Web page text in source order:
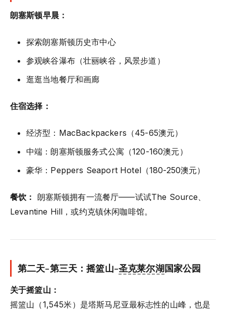
朗塞斯顿早晨：
探索朗塞斯顿历史市中心
参观峡谷瀑布（壮丽峡谷，风景步道）
逛逛当地餐厅和画廊
住宿选择：
经济型：MacBackpackers（45-65澳元）
中端：朗塞斯顿服务式公寓（120-160澳元）
豪华：Peppers Seaport Hotel（180-250澳元）
餐饮： 朗塞斯顿拥有一流餐厅——试试The Source、
Levantine Hill，或约克镇休闲咖啡馆。
第二天-第三天：摇篮山-圣克莱尔湖国家公园
关于摇篮山：
摇篮山（1,545米）是塔斯马尼亚最标志性的山峰，也是